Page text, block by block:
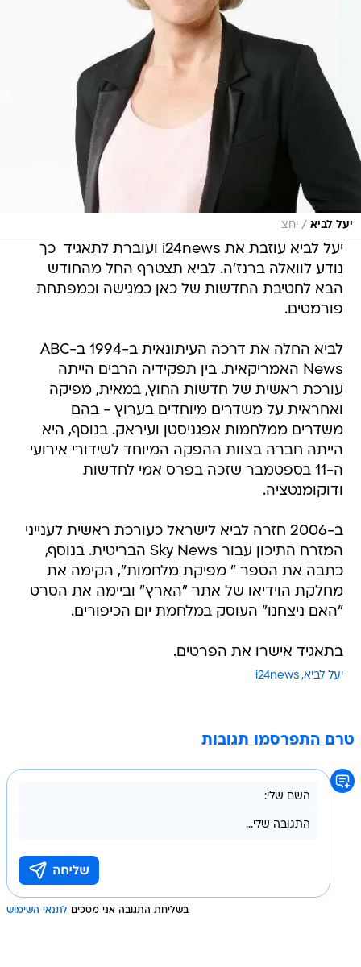
יעל לביא / יחצ
יעל לביא עוזבת את i24news ועוברת לתאגיד  כך
נודע לוואלה ברנז'ה. לביא תצטרף החל מהחודש
הבא לחטיבת החדשות של כאן כמגישה וכמפתחת
פורמטים.
לביא החלה את דרכה העיתונאית ב-1994 ב-ABC
News האמריקאית. בין תפקידיה הרבים הייתה
עורכת ראשית של חדשות החוץ, במאית, מפיקה
ואחראית על משדרים מיוחדים בערוץ - בהם
משדרים ממלחמות אפגניסטן ועיראק. בנוסף, היא
הייתה חברה בצוות ההפקה המיוחד לשידורי אירועי
ה-11 בספטמבר שזכה בפרס אמי לחדשות
ודוקומנטציה.
ב-2006 חזרה לביא לישראל כעורכת ראשית לענייני
המזרח התיכון עבור Sky News הבריטית. בנוסף,
כתבה את הספר " מפיקת מלחמות", הקימה את
מחלקת הוידיאו של אתר "הארץ" וביימה את הסרט
"האם ניצחנו" העוסק במלחמת יום הכיפורים.
בתאגיד אישרו את הפרטים.
יעל לביא i24news
טרם התפרסמו תגובות
בשליחת התגובה אני מסכים לתנאי השימוש